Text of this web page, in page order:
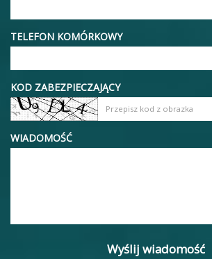
TELEFON KOMÓRKOWY
KOD ZABEZPIECZAJĄCY
WIADOMOŚĆ